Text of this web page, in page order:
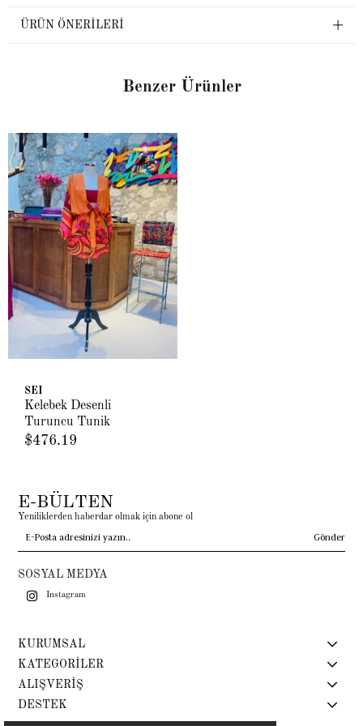
ÜRÜN ÖNERILERI
Benzer Ürünler
SEI
Kelebek Desenli
Turuncu Tunik
$476.19
E-BÜLTEN
Yeniliklerden haberdar olmak için abone ol
Gönder
SOSYAL MEDYA
Instagram
KURUMSAL
KATEGORİLER
ALIŞVERİŞ
DESTEK